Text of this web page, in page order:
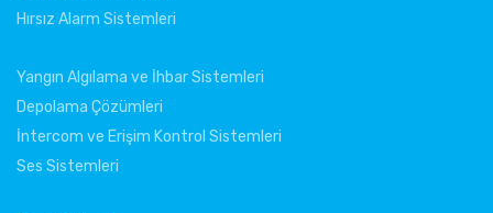
Hırsız Alarm Sistemleri
Yangın Algılama ve İhbar Sistemleri
Depolama Çözümleri
İntercom ve Erişim Kontrol Sistemleri
Ses Sistemleri